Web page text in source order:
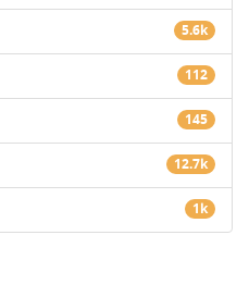
5.6k
112
145
12.7k
1k